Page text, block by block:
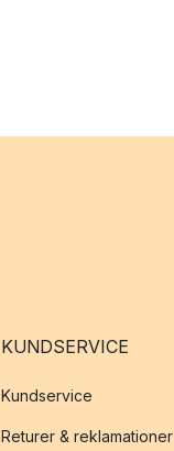
KUNDSERVICE
Kundservice
Returer & reklamationer